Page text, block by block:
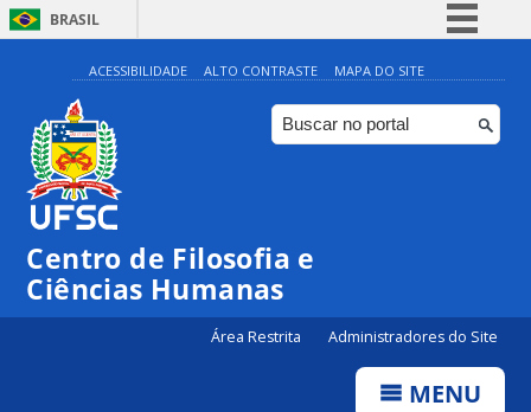
BRASIL
Simplifique!
Comunica BR
Participe
ACESSIBILIDADE ALTO CONTRASTE MAPA DO SITE
Centro de Filosofia e
Ciências Humanas
Área Restrita Administradores do Site
MENU